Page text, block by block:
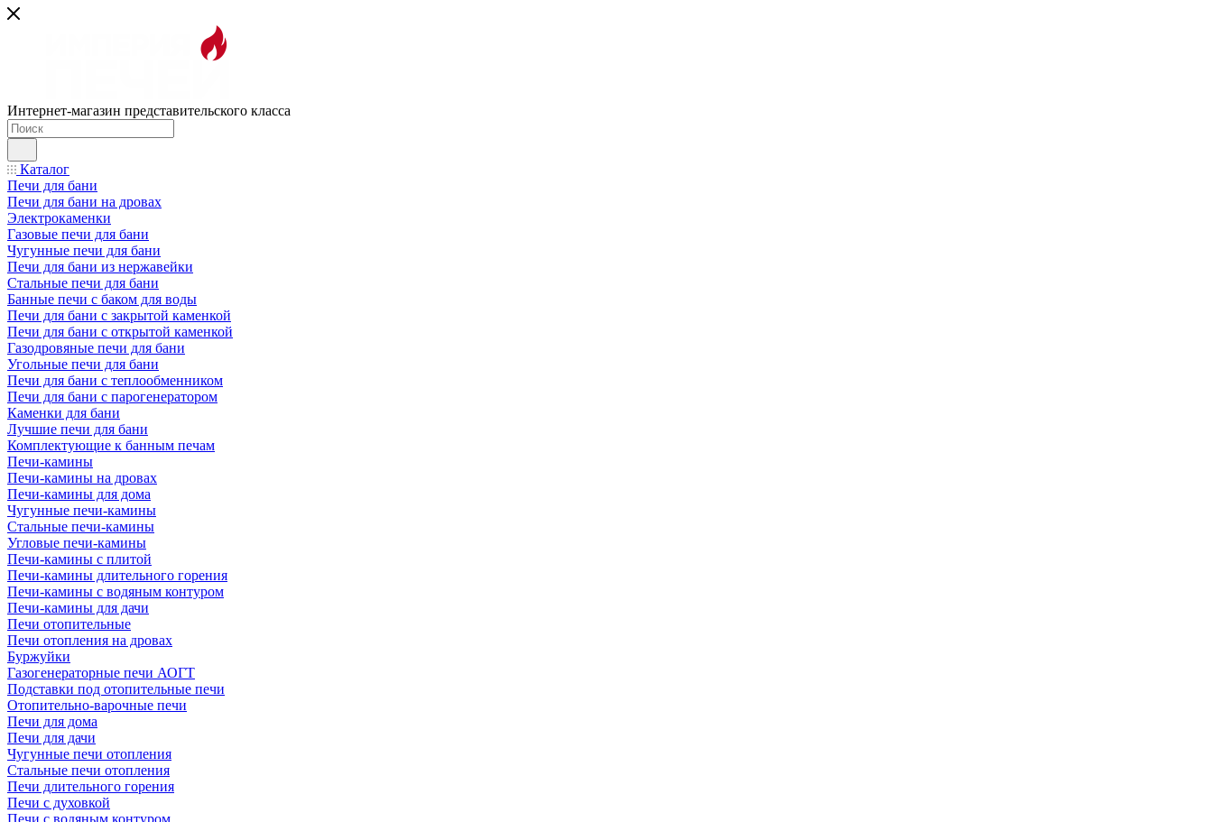
Интернет-магазин представительского класса
Каталог
Печи для бани
Печи для бани на дровах
Электрокаменки
Газовые печи для бани
Чугунные печи для бани
Печи для бани из нержавейки
Стальные печи для бани
Банные печи с баком для воды
Печи для бани с закрытой каменкой
Печи для бани с открытой каменкой
Газодровяные печи для бани
Угольные печи для бани
Печи для бани с теплообменником
Печи для бани с парогенератором
Каменки для бани
Лучшие печи для бани
Комплектующие к банным печам
Печи-камины
Печи-камины на дровах
Печи-камины для дома
Чугунные печи-камины
Стальные печи-камины
Угловые печи-камины
Печи-камины с плитой
Печи-камины длительного горения
Печи-камины с водяным контуром
Печи-камины для дачи
Печи отопительные
Печи отопления на дровах
Буржуйки
Газогенераторные печи АОГТ
Подставки под отопительные печи
Отопительно-варочные печи
Печи для дома
Печи для дачи
Чугунные печи отопления
Стальные печи отопления
Печи длительного горения
Печи с духовкой
Печи с водяным контуром